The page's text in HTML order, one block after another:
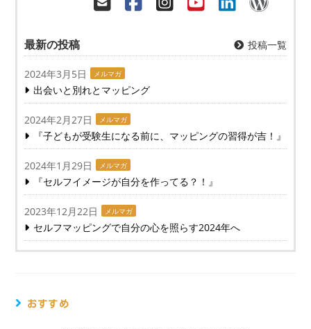
最新の投稿 投稿一覧
2024年3月5日 メルマガ
出会いと別れとマッピング
2024年2月27日 メルマガ
『子どもが受験生になる前に、マッピングの習得が吉！』
2024年1月29日 メルマガ
『セルフイメージが自分を作ってる？！』
2023年12月22日 メルマガ
セルフマッピングで自分の心を照らす2024年へ
おすすめ